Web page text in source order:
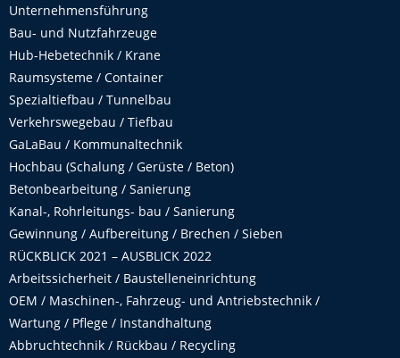
Unternehmensführung
Bau- und Nutzfahrzeuge
Hub-Hebetechnik / Krane
Raumsysteme / Container
Spezialtiefbau / Tunnelbau
Verkehrswegebau / Tiefbau
GaLaBau / Kommunaltechnik
Hochbau (Schalung / Gerüste / Beton)
Betonbearbeitung / Sanierung
Kanal-, Rohrleitungs- bau / Sanierung
Gewinnung / Aufbereitung / Brechen / Sieben
RÜCKBLICK 2021 – AUSBLICK 2022
Arbeitssicherheit / Baustelleneinrichtung
OEM / Maschinen-, Fahrzeug- und Antriebstechnik /
Wartung / Pflege / Instandhaltung
Abbruchtechnik / Rückbau / Recycling